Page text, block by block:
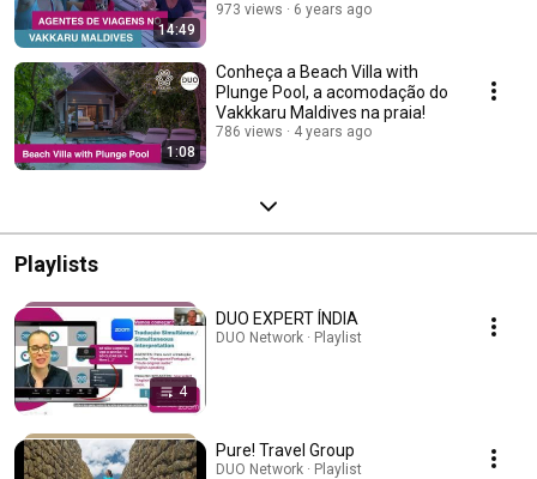
14:49
973 views 6 years ago
1:08
Conheça a Beach Villa with
Plunge Pool, a acomodação do
Vakkkaru Maldives na praia!
786 views 4 years ago
Playlists
4
DUO EXPERT ÍNDIA
DUO Network · Playlist
Pure! Travel Group
DUO Network · Playlist